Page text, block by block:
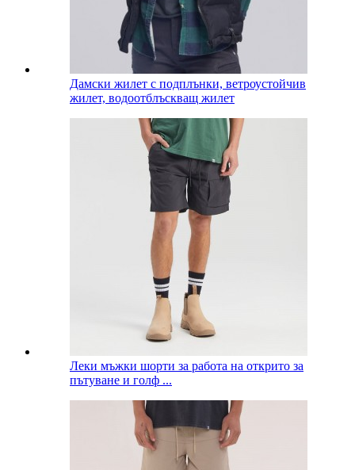
Дамски жилет с подплънки, ветроустойчив
жилет, водоотблъскващ жилет
Леки мъжки шорти за работа на открито за
пътуване и голф ...